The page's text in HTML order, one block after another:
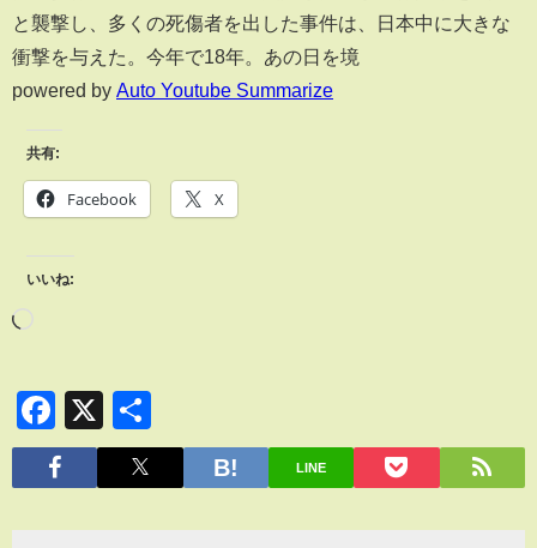
と襲撃し、多くの死傷者を出した事件は、日本中に大きな
衝撃を与えた。今年で18年。あの日を境
powered by Auto Youtube Summarize
共有:
Facebook X
いいね:
Facebook
X
有
LINE